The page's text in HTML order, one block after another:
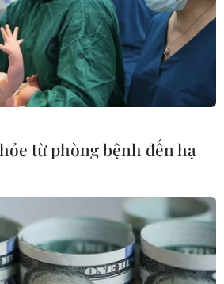
từ phòng bệnh đến hạ